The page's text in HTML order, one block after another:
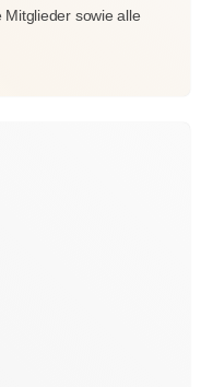
sowie alle